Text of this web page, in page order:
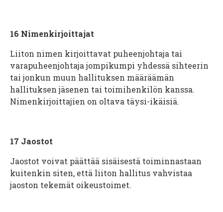
16 Nimenkirjoittajat
Liiton nimen kirjoittavat puheenjohtaja tai
varapuheenjohtaja jompikumpi yhdessä sihteerin
tai jonkun muun hallituksen määräämän
hallituksen jäsenen tai toimihenkilön kanssa.
Nimenkirjoittajien on oltava täysi-ikäisiä.
17 Jaostot
Jaostot voivat päättää sisäisestä toiminnastaan
kuitenkin siten, että liiton hallitus vahvistaa
jaoston tekemät oikeustoimet.